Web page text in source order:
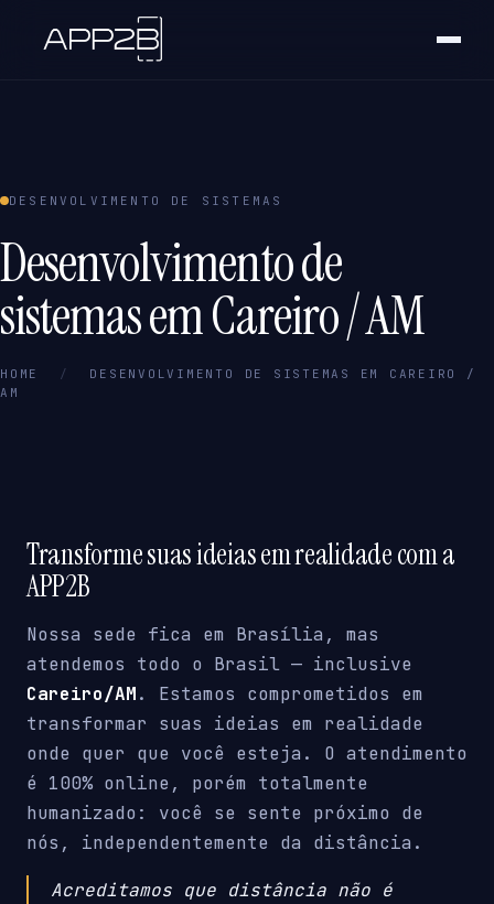
DESENVOLVIMENTO DE SISTEMAS
Desenvolvimento de
sistemas em Careiro / AM
HOME /
DESENVOLVIMENTO DE SISTEMAS EM CAREIRO /
AM
Transforme suas ideias em realidade com a
APP2B
Nossa sede fica em Brasília, mas
atendemos todo o Brasil — inclusive
Careiro/AM. Estamos comprometidos em
transformar suas ideias em realidade
onde quer que você esteja. O atendimento
é 100% online, porém totalmente
humanizado: você se sente próximo de
nós, independentemente da distância.
Acreditamos que distância não é